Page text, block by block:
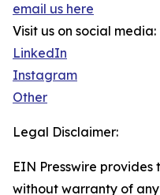
email us here
Visit us on social media:
LinkedIn
Instagram
Other
Legal Disclaimer:
EIN Presswire provides
without warranty of